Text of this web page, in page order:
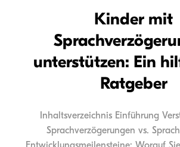
Kinder mit
unterstützen: Ein
Ratgeber
Inhaltsverzeichnis Einführung
Sprachverzögerungen vs.